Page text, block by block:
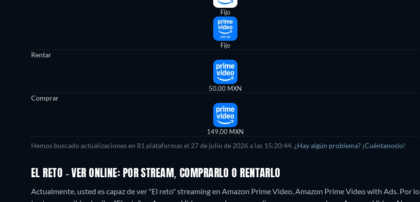
Fijo
Fijo
Rentar
50,00 MXN
Comprar
149,00 MXN
Hemos buscado actualizaciones en 81 plataformas el 27 de julio de 2026 a las 15:20:44. ¿Hay algún problema? ¡Cuéntanoslo!
EL RETO - VER ONLINE: POR STREAM, COMPRARLO O RENTARLO
Actualmente, usted es capaz de ver "El reto" streaming en Amazon Prime Video, Amazon Prime Video with Ads. Por lo